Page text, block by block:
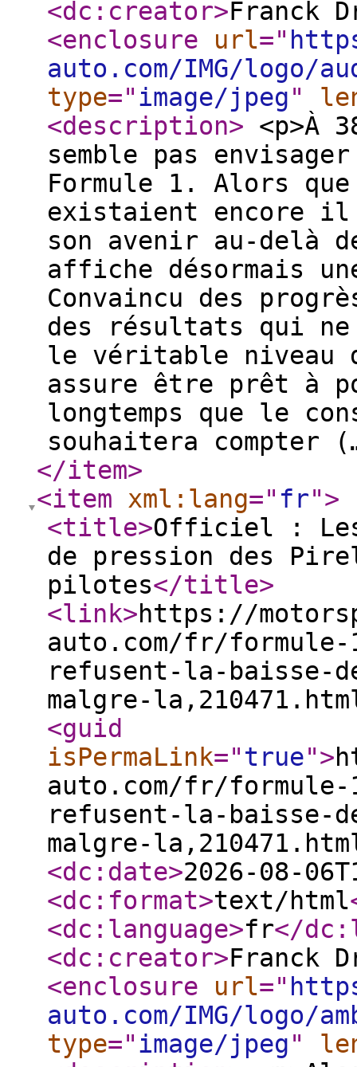
<dc:creator>Franck
<enclosure
url="
auto.com/IMG/logo/
type="image/jpeg"
<description> <p>À
semble pas
Formule 1. Alors
existaient encore il
son avenir au-delà
affiche désormais
Convaincu des
des résultats qui
le véritable niveau
assure être prêt à
longtemps que le
souhaitera compter
</item>
<item
xml:lang=" fr">
<title>Officiel :
de pression des
pilotes</title>
<link>https://
auto.com/fr/
refusent-la-baisse-
malgre-
<guid
isPermaLink="true">
auto.com/fr/
refusent-la-baisse-
malgre-
<dc:date>2026-08-
<dc:format>text/html
<dc:language>fr</
<dc:creator>Franck
<enclosure
url="
auto.com/IMG/logo/
type="image/jpeg"